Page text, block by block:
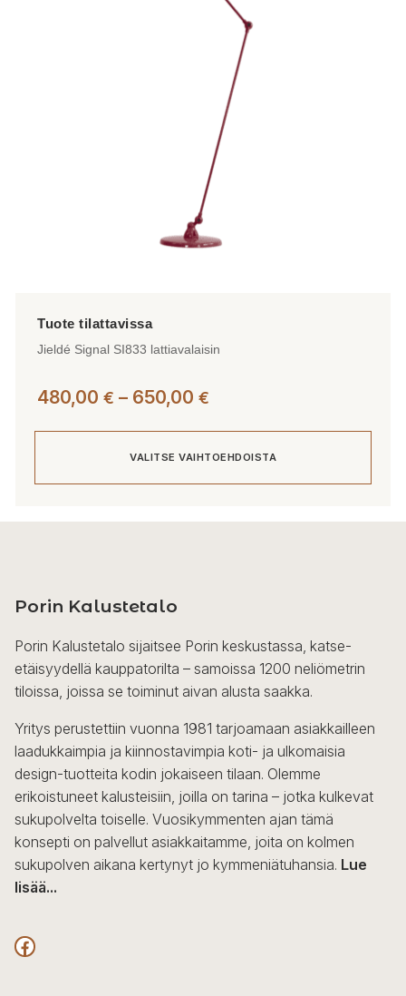
Jieldé Signal SI833 lattiavalaisin
480,00 € – 650,00 €
650,00 €
VALITSE VAIHTOEHDOISTA
muunnelma.
tehdä
valinnat
tuotteen
sivulla.
Porin Kalustetalo
Porin Kalustetalo sijaitsee Porin keskustassa, katse-
etäisyydellä kauppatorilta – samoissa 1200 neliömetrin
tiloissa, joissa se toiminut aivan alusta saakka.
Yritys perustettiin vuonna 1981 tarjoamaan asiakkailleen
laadukkaimpia ja kiinnostavimpia koti- ja ulkomaisia
design-tuotteita kodin jokaiseen tilaan. Olemme
erikoistuneet kalusteisiin, joilla on tarina – jotka kulkevat
sukupolvelta toiselle. Vuosikymmenten ajan tämä
konsepti on palvellut asiakkaitamme, joita on kolmen
sukupolven aikana kertynyt jo kymmeniätuhansia. Lue
lisää...
F